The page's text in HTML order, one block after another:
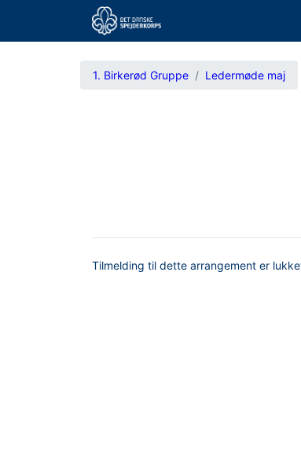
1. Birkerød Gruppe Ledermøde maj
Tilmelding til dette arrangement er